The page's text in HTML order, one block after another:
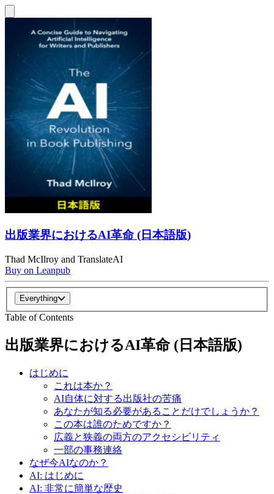
出版業界におけるAI革命 (日本語版)
Thad McIlroy and TranslateAI
Buy on Leanpub
Everything
Table of Contents
出版業界におけるAI革命 (日本語版)
はじめに
これは本か？
AI自体に対する出版社の苦痛
あなたが知る必要があることだけでしょうか？
この本は誰のためですか？
広義と狭義の両方のアクセシビリティ
一部の事務連絡
なぜ今AIなのか？
AI: はじめに
AI: 非常に簡単な歴史